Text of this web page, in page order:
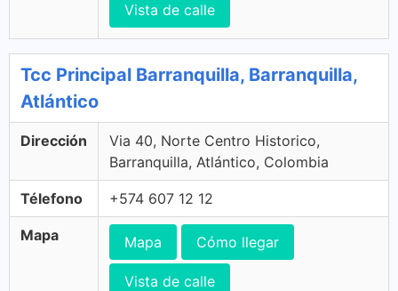
Vista de calle
Tcc Principal Barranquilla, Barranquilla,
Atlántico
Dirección
Via 40, Norte Centro Historico,
Barranquilla, Atlántico, Colombia
Télefono +574 607 12 12
Mapa Mapa Cómo llegar
Vista de calle